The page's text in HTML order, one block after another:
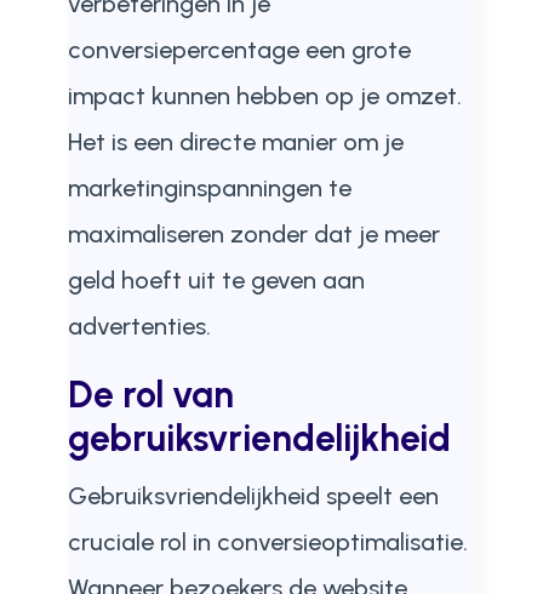
conversiepercentage een grote
impact kunnen hebben op je omzet.
Het is een directe manier om je
marketinginspanningen te
maximaliseren zonder dat je meer
geld hoeft uit te geven aan
advertenties.
De rol van
gebruiksvriendelijkheid
Gebruiksvriendelijkheid speelt een
cruciale rol in conversieoptimalisatie.
Wanneer bezoekers de website